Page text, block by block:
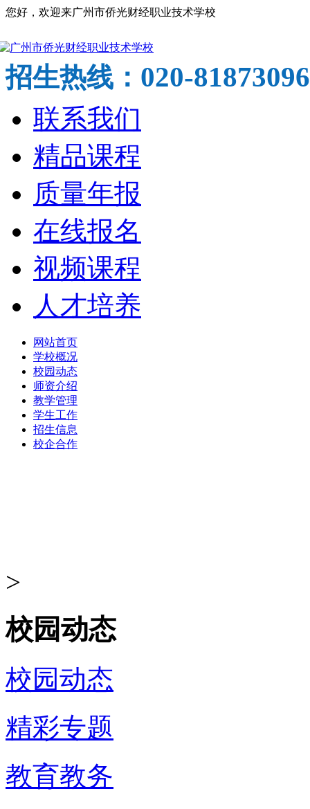
您好，欢迎来广州市侨光财经职业技术学校
招生热线： 020-81873096
联系我们
精品课程
质量年报
在线报名
视频课程
人才培养
网站首页
学校概况
校园动态
师资介绍
教学管理
学生工作
招生信息
校企合作
>
校园动态
校园动态
精彩专题
教育教务